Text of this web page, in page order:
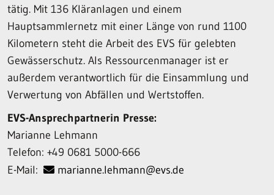
tätig. Mit 136 Kläranlagen und einem
Hauptsammlernetz mit einer Länge von rund 1100
Kilometern steht die Arbeit des EVS für gelebten
Gewässerschutz. Als Ressourcenmanager ist er
außerdem verantwortlich für die Einsammlung und
Verwertung von Abfällen und Wertstoffen.
EVS-Ansprechpartnerin Presse:
Marianne Lehmann
Telefon: +49 0681 5000-666
E-Mail:
marianne.lehmann@evs.de